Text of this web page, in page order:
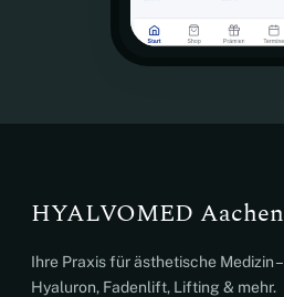
HYALVOMED Aachen
Ihre Praxis für ästhetische Medizin –
Hyaluron, Fadenlift, Lifting & mehr.